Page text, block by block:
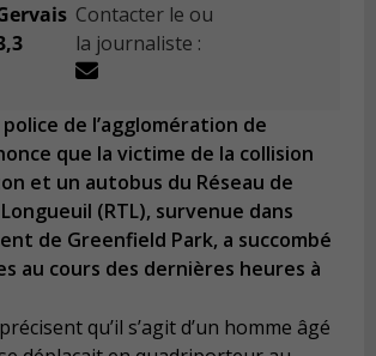
Contacter le ou
la journaliste :
de l’agglomération de
que la victime de la collision
et un autobus du Réseau de
(RTL), survenue dans
de Greenfield Park, a succombé
au cours des dernières heures à
qu’il s’agit d’un homme âgé